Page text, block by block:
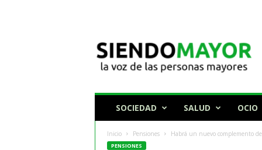
SOCIEDAD SALUD OCIO
Inicio Pensiones Habrá un nuevo complemento
PENSIONES